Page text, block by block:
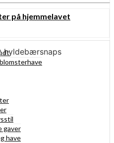
gaver
have
på hjemmelavet